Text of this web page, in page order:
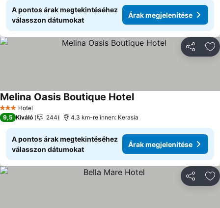
A pontos árak megtekintéséhez
válasszon dátumokat
Árak megjelenítése
3 Kategória
Hotel
Melina Oasis Boutique Hotel
9,5 Kiváló 244 4.3 km-re innen: Kerasia
A pontos árak megtekintéséhez
válasszon dátumokat
Árak megjelenítése